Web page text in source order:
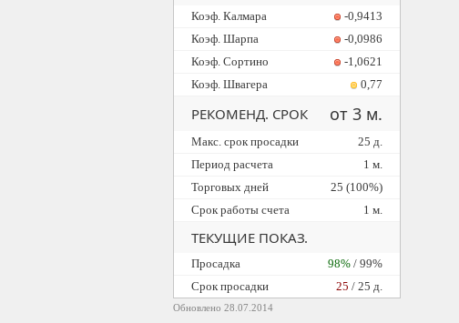
Обновлено 28.07.2014
Коэф. Калмара
-0,9413
Коэф. Шарпа
-0,0986
Коэф. Сортино
-1,0621
Коэф. Швагера
0,77
РЕКОМЕНД. СРОК от 3 м.
Макс. срок просадки
25 д.
Период расчета
1 м.
Торговых дней
25 (100%)
Срок работы счета
1 м.
ТЕКУЩИЕ ПОКАЗ.
Просадка 98%/ 99%
Cрок просадки
25 / 25 д.